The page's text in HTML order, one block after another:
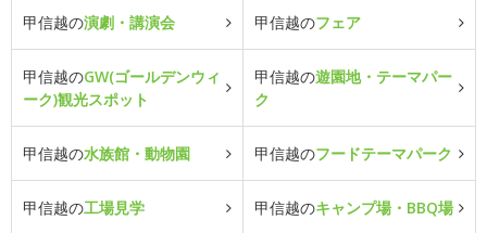
甲信越の演劇・講演会 甲信越のフェア
甲信越のGW(ゴールデンウィ
ーク)観光スポット
甲信越の遊園地・テーマパー
ク
甲信越の水族館・動物園 甲信越のフードテーマパーク
甲信越の工場見学 甲信越のキャンプ場・BBQ場